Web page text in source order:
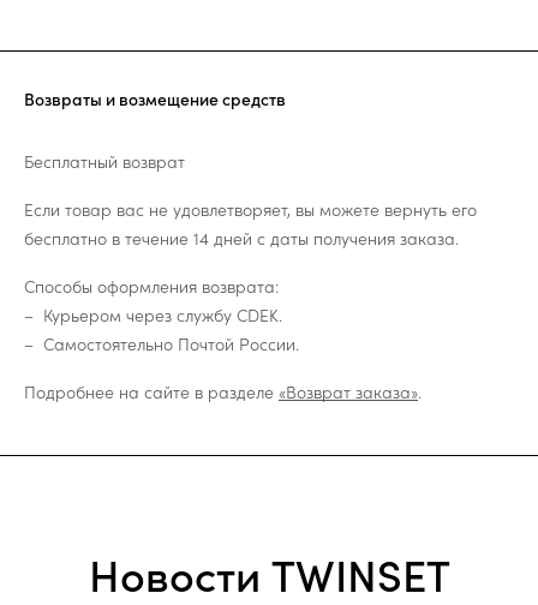
Возвраты и возмещение средств
Бесплатный возврат
Если товар вас не удовлетворяет, вы можете вернуть его
бесплатно в течение 14 дней с даты получения заказа.
Способы оформления возврата:
Курьером через службу CDEK.
Самостоятельно Почтой России.
Подробнее на сайте в разделе «Возврат заказа».
Новости TWINSET